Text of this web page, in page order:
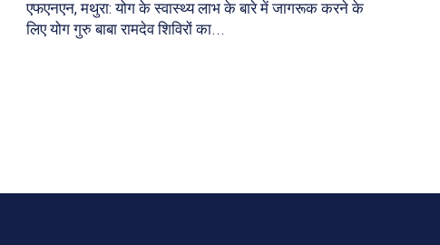
एफएनएन, मथुरा: योग के स्वास्थ्य लाभ के बारे में जागरूक करने के
लिए योग गुरु बाबा रामदेव शिविरों का...